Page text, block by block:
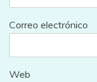
Correo electrónico
Web